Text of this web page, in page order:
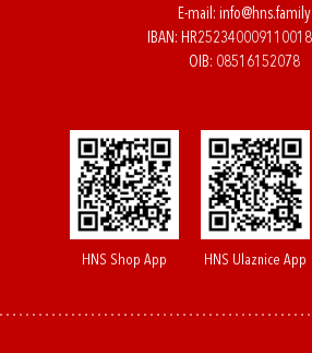
E-mail: info@hns.family
IBAN:
OIB: 08516152078
HNS Shop App HNS Ulaznice App